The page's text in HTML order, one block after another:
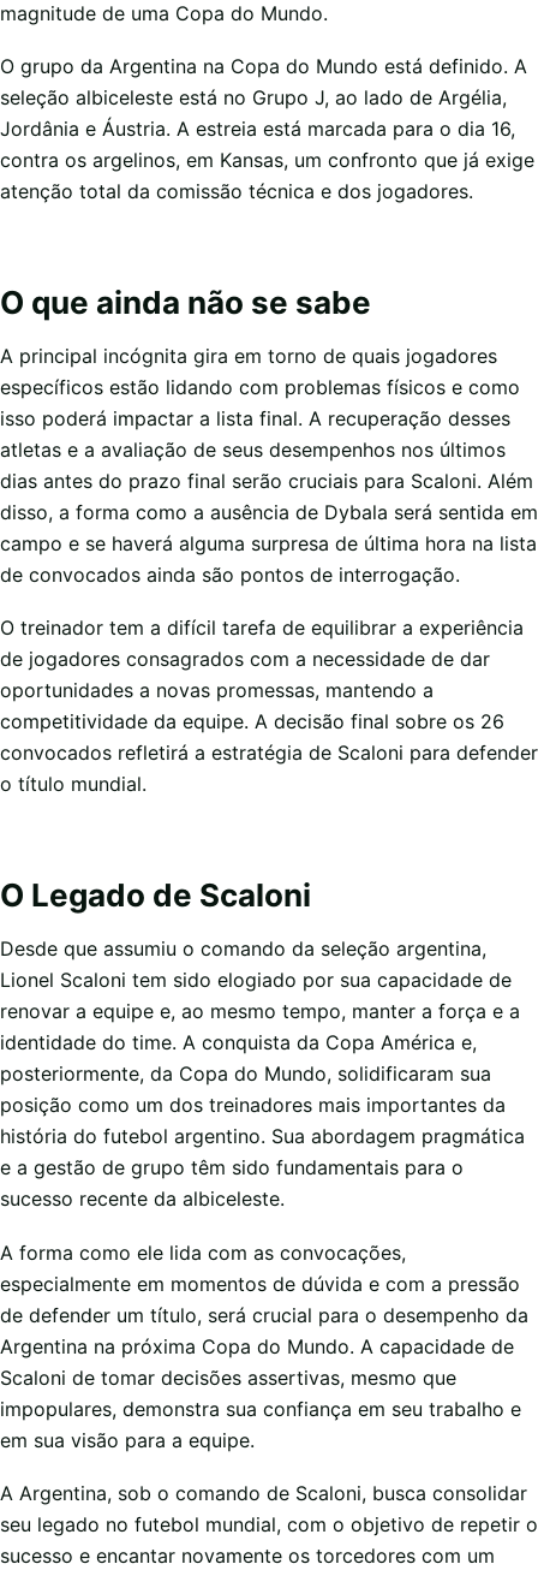
magnitude de uma Copa do Mundo.
O grupo da Argentina na Copa do Mundo está definido. A
seleção albiceleste está no Grupo J, ao lado de Argélia,
Jordânia e Áustria. A estreia está marcada para o dia 16,
contra os argelinos, em Kansas, um confronto que já exige
atenção total da comissão técnica e dos jogadores.
O que ainda não se sabe
A principal incógnita gira em torno de quais jogadores
específicos estão lidando com problemas físicos e como
isso poderá impactar a lista final. A recuperação desses
atletas e a avaliação de seus desempenhos nos últimos
dias antes do prazo final serão cruciais para Scaloni. Além
disso, a forma como a ausência de Dybala será sentida em
campo e se haverá alguma surpresa de última hora na lista
de convocados ainda são pontos de interrogação.
O treinador tem a difícil tarefa de equilibrar a experiência
de jogadores consagrados com a necessidade de dar
oportunidades a novas promessas, mantendo a
competitividade da equipe. A decisão final sobre os 26
convocados refletirá a estratégia de Scaloni para defender
o título mundial.
O Legado de Scaloni
Desde que assumiu o comando da seleção argentina,
Lionel Scaloni tem sido elogiado por sua capacidade de
renovar a equipe e, ao mesmo tempo, manter a força e a
identidade do time. A conquista da Copa América e,
posteriormente, da Copa do Mundo, solidificaram sua
posição como um dos treinadores mais importantes da
história do futebol argentino. Sua abordagem pragmática
e a gestão de grupo têm sido fundamentais para o
sucesso recente da albiceleste.
A forma como ele lida com as convocações,
especialmente em momentos de dúvida e com a pressão
de defender um título, será crucial para o desempenho da
Argentina na próxima Copa do Mundo. A capacidade de
Scaloni de tomar decisões assertivas, mesmo que
impopulares, demonstra sua confiança em seu trabalho e
em sua visão para a equipe.
A Argentina, sob o comando de Scaloni, busca consolidar
seu legado no futebol mundial, com o objetivo de repetir o
sucesso e encantar novamente os torcedores com um